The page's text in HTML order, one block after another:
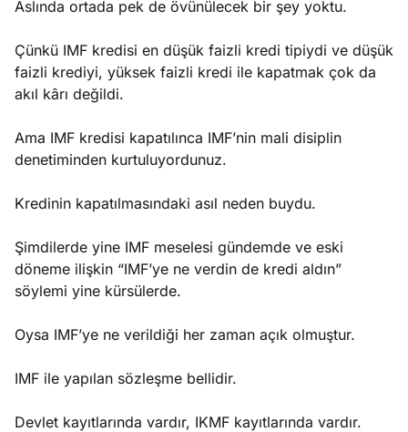
Aslında ortada pek de övünülecek bir şey yoktu.
Çünkü IMF kredisi en düşük faizli kredi tipiydi ve düşük
faizli krediyi, yüksek faizli kredi ile kapatmak çok da
akıl kârı değildi.
Ama IMF kredisi kapatılınca IMF’nin mali disiplin
denetiminden kurtuluyordunuz.
Kredinin kapatılmasındaki asıl neden buydu.
Şimdilerde yine IMF meselesi gündemde ve eski
döneme ilişkin “IMF’ye ne verdin de kredi aldın”
söylemi yine kürsülerde.
Oysa IMF’ye ne verildiği her zaman açık olmuştur.
IMF ile yapılan sözleşme bellidir.
Devlet kayıtlarında vardır, IKMF kayıtlarında vardır.